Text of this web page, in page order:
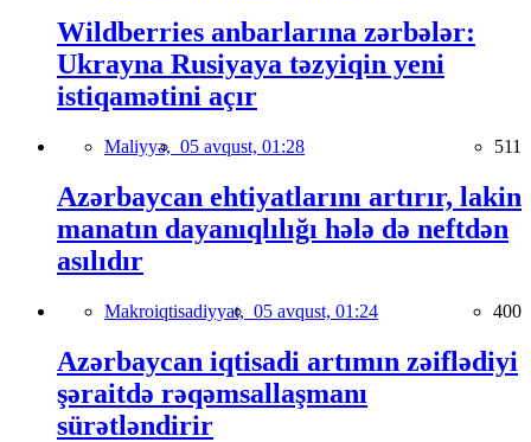
Wildberries anbarlarına zərbələr:
Ukrayna Rusiyaya təzyiqin yeni
istiqamətini açır
Maliyyə, 05 avqust, 01:28 511
Azərbaycan ehtiyatlarını artırır, lakin
manatın dayanıqlılığı hələ də neftdən
asılıdır
Makroiqtisadiyyat, 05 avqust, 01:24 400
Azərbaycan iqtisadi artımın zəiflədiyi
şəraitdə rəqəmsallaşmanı
sürətləndirir